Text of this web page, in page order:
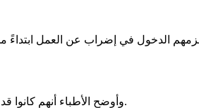
وأوضح الأطباء أنهم كانوا قد أودعوا إشعارًا بالإضراب يوم 13 مايو الماضي، مؤكدين تنفيذ الخطوة بعد انقضاء المهلة القانونية المحددة بشهر.